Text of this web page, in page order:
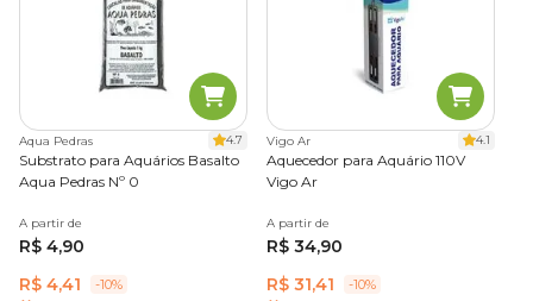
Aqua Pedras 4.7
Substrato para Aquários Basalto
Aqua Pedras Nº 0
A partir de
R$ 4,90
R$ 4,41
-10%
Vigo Ar 4.1
Aquecedor para Aquário 110V
Vigo Ar
A partir de
R$ 34,90
R$ 31,41
-10%